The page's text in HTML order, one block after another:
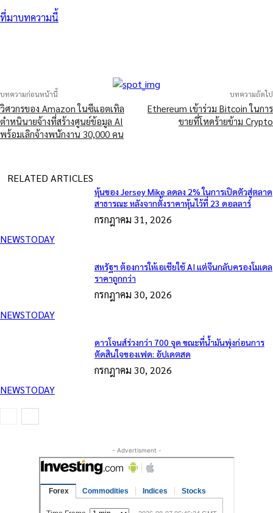
ที่มาบทความนี้
บทความก่อนหน้านี้
วิศวกรของ Amazon ในซีแอตเทิล
ตำหนินายจ้างที่สร้างศูนย์ข้อมูล AI
พร้อมเลิกจ้างพนักงาน 30,000 คน
บทความถัดไป
Ethereum เข้าร่วม Bitcoin ในการ
ขายที่โหดร้ายข้าม Crypto
RELATED ARTICLES
NEWSTODAY
หุ้นของ Jersey Mike ลดลง 2% ในการเปิดตัวสู่ตลาด
สาธารณะ หลังจากตั้งราคาหุ้นไว้ที่ 23 ดอลลาร์
กรกฎาคม 31, 2026
NEWSTODAY
สหรัฐฯ ต้องการให้เอเชียใช้ AI แต่จีนกลับครองโมเดล
ราคาถูกกว่า
กรกฎาคม 30, 2026
NEWSTODAY
ดาวโจนส์ร่วงกว่า 700 จุด ขณะที่น้ำมันพุ่งก่อนการ
ตัดสินใจของเฟด: อัปเดตสด
กรกฎาคม 30, 2026
- Advertisment -